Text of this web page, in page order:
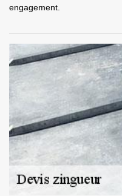
engagement.